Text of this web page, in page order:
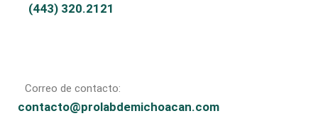
(443) 320.2121
Correo de contacto:
contacto@prolabdemichoacan.com